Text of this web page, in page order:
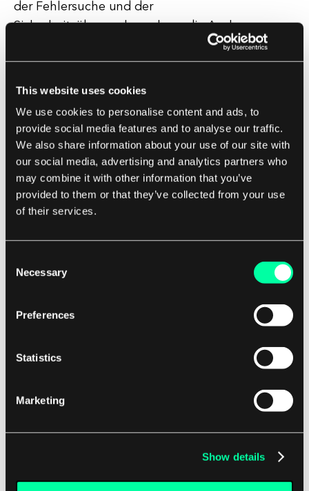
This website uses cookies
We use cookies to personalise content and ads, to
provide social media features and to analyse our traffic.
We also share information about your use of our site with
our social media, advertising and analytics partners who
may combine it with other information that you’ve
provided to them or that they’ve collected from your use
of their services.
Selection
Necessary
Preferences
Statistics
Marketing
Show details
der Fehlersuche und der
Sicherheitsüberwachung kann die Analyse von
Netzwerkpaketen auch zur Netzwerkoptimierung
und Leistungsanpassung verwendet werden.
durch ein Netzwerk fließen, können
Administratoren Bereiche identifizieren, in denen
die Netzwerkbandbreite unterutilisiert oder
Daten ineffizient übertragen werden.
Diese Informationen können dann genutzt
werden, um Anpassungen an der
Gesamtleistung zu verbessern. Insgesamt ist die
leistungsfähiges Werkzeug, das es
Verständnis für den Verkehr zu erlangen, der
Datenpaketen können sie
Sicherheitsbedrohungen identifizieren,